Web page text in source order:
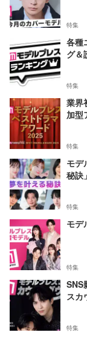
特集
各種
グ＆
特集
業界
加型
特集
モデ
秘訣」
特集
モデ
特集
SNS
スカ
特集